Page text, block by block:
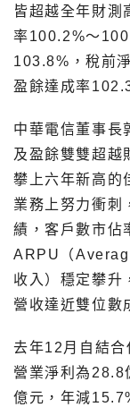
皆超越全年財測
率100.2%～
103.8%，稅前
盈餘達成率
中華電信董事長
及盈餘雙雙超越
攀上六年新高的
業務上努力衝刺
績，客戶數市佔
ARPU（
收入）穩定攀升
營收達近雙位數
去年12月自結合
營業淨利為28.8
億元，年減